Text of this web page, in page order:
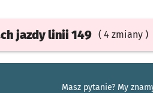
jazdylinii 149 ( 4 zmiany )
Masz pytanie? My